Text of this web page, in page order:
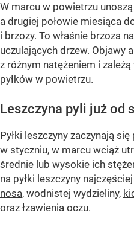
W marcu w powietrzu
a drugiej połowie miesiąca
i brzozy. To właśnie brzoza
uczulających drzew. Objawy
z różnym natężeniem i
pyłków w powietrzu.
Leszczyna pyli już od
Pyłki leszczyny zaczynają
w styczniu, w marcu wciąż
średnie lub wysokie ich
na pyłki leszczyny
nosa, wodnistej wydzieliny,
oraz łzawienia oczu.